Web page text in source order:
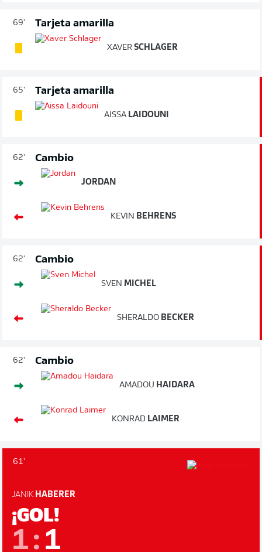
69' Tarjeta amarilla
XAVER SCHLAGER
65' Tarjeta amarilla
AISSA LAIDOUNI
62' Cambio
JORDAN
KEVIN BEHRENS
62' Cambio
SVEN MICHEL
SHERALDO BECKER
62' Cambio
AMADOU HAIDARA
KONRAD LAIMER
61'
JANIK HABERER
¡GOL!
1: 1